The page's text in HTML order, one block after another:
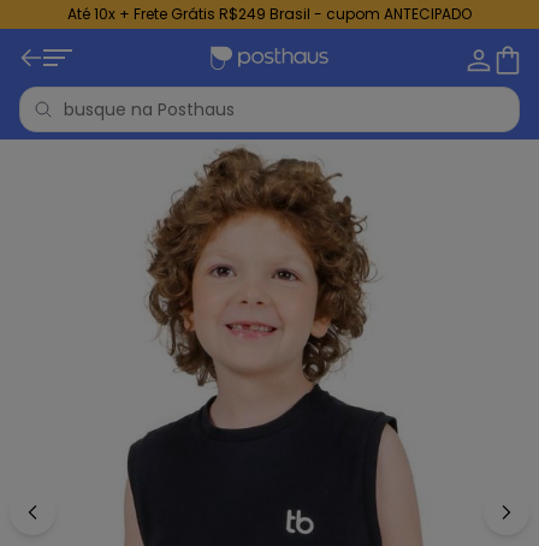
Até 10x + Frete Grátis R$249 Brasil - cupom ANTECIPADO